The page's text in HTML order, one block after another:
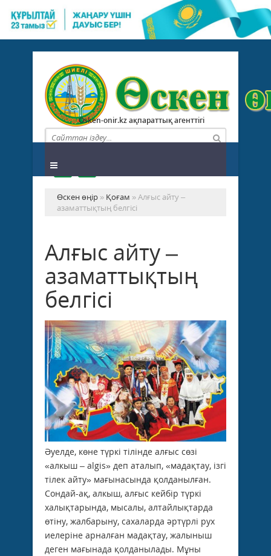
Osken-onir.kz ақпараттық агенттігі
Өскен өңір » Қоғам » Алғыс айту –
азаматтықтың белгісі
Алғыс айту –
азаматтықтың
белгісі
Әуелде, көне түркі тілінде алғыс сөзі
«алкыш – algis» деп аталып, «мадақтау, ізгі
тілек айту» мағынасында қолданылған.
Сондай-ақ, алкыш, алғыс кейбір түркі
халықтарында, мысалы, алтайлықтарда
өтіну, жалбарыну, сахаларда әртүрлі рух
иелеріне арналған мадақтау, жалыныш
деген мағынада қолданылады. Мұны